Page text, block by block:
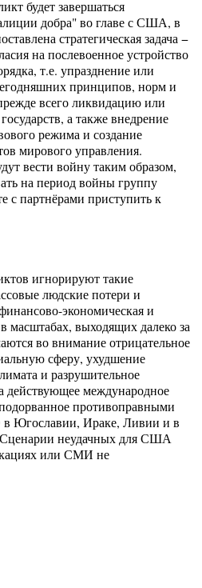
будет завершаться
добра" во главе с США, в
стратегическая задача −
на послевоенное устройство
т.е. упразднение или
принципов, норм и
всего ликвидацию или
а также внедрение
режима и создание
мирового управления.
вести войну таким образом,
на период войны группу
с партнёрами приступить к
игнорируют такие
людские потери и
экономическая и
масштабах, выходящих далеко за
во внимание отрицательное
сферу, ухудшение
и разрушительное
действующее международное
противоправными
Югославии, Ираке, Ливии и в
неудачных для США
или СМИ не